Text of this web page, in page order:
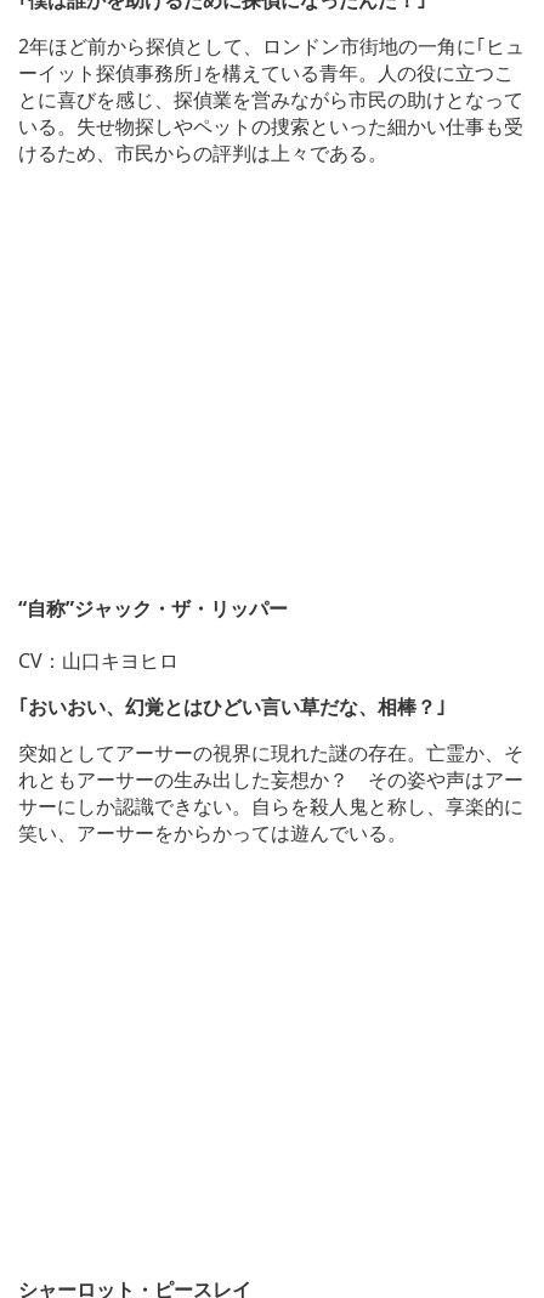
2年ほど前から探偵として、ロンドン市街地の一角に｢ヒュ
ーイット探偵事務所｣を構えている青年。人の役に立つこ
とに喜びを感じ、探偵業を営みながら市民の助けとなって
いる。失せ物探しやペットの捜索といった細かい仕事も受
けるため、市民からの評判は上々である。
“自称”ジャック・ザ・リッパー
CV：山口キヨヒロ
｢おいおい、幻覚とはひどい言い草だな、相棒？｣
突如としてアーサーの視界に現れた謎の存在。亡霊か、そ
れともアーサーの生み出した妄想か？ その姿や声はアー
サーにしか認識できない。自らを殺人鬼と称し、享楽的に
笑い、アーサーをからかっては遊んでいる。
シャーロット・ピースレイ